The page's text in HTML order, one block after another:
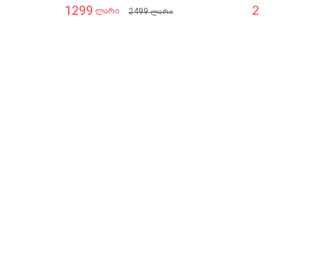
1299 ლარი 2499ლარი 2699